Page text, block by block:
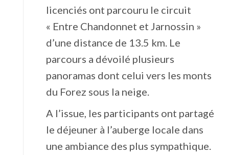
licenciés ont parcouru le circuit
« Entre Chandonnet et Jarnossin »
d’une distance de 13.5 km. Le
parcours a dévoilé plusieurs
panoramas dont celui vers les monts
du Forez sous la neige.
A l’issue, les participants ont partagé
le déjeuner à l’auberge locale dans
une ambiance des plus sympathique.